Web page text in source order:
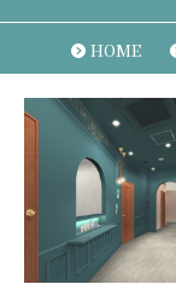
HOME